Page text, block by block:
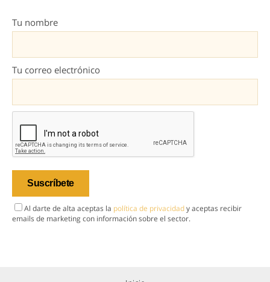
Tu nombre
Tu correo electrónico
Al darte de alta aceptas la política de privacidady aceptas recibir
emails de marketing con información sobre el sector.